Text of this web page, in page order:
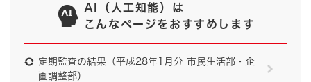
AI（人工知能）は
こんなページをおすすめします
定期監査の結果（平成28年1月分 市民生活部・企
画調整部）